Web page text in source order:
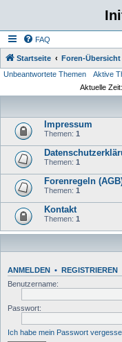
FAQ
Startseite Foren-Übersicht
Unbeantwortete Themen
Aktive
Aktuelle
Impressum
Themen: 1
Themen: 1
Forenregeln
Themen: 1
Kontakt
Themen: 1
ANMELDEN • REGISTRIEREN
Benutzername:
Passwort:
Ich habe mein Passwort